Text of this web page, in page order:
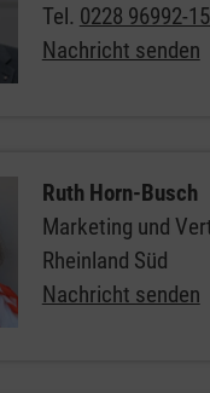
Tel. 0228 96992-
Nachricht senden
Ruth Horn-Busch
Marketing und
Rheinland Süd
Nachricht senden